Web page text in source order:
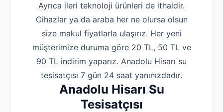
Ayrıca ileri teknoloji ürünleri de ithaldir.
Cihazlar ya da araba her ne olursa olsun
size makul fiyatlarla ulaşırız. Her yeni
müşterimize duruma göre 20 TL, 50 TL ve
90 TL indirim yaparız. Anadolu Hisarı su
tesisatçısı 7 gün 24 saat yanınızdadır.
Anadolu Hisarı Su
Tesisatçısı